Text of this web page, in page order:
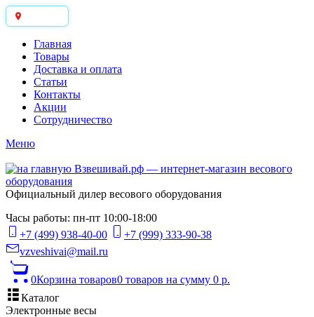
Главная
Товары
Доставка и оплата
Статьи
Контакты
Акции
Сотрудничество
Меню
Официальный дилер весового оборудования
Часы работы: пн-пт 10:00-18:00
+7 (499) 938-40-00
+7 (999) 333-90-38
vzveshivai@mail.ru
0Корзина товаров0 товаров на сумму 0 р.
Каталог
Электронные весы